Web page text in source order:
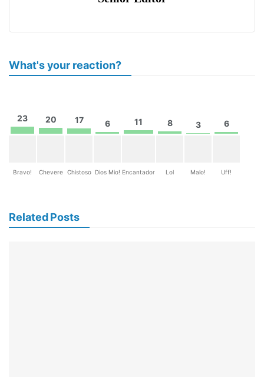
What's your reaction?
23
Bravo!
20
Chevere
17
Chistoso
6
Dios Mio!
11
Encantador
8
Lol
3
Malo!
6
Uff!
Related Posts